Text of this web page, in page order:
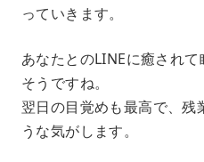
っていきます。
あなたとのLINEに癒され
そうですね。
翌日の目覚めも最高で、残
うな気がします。